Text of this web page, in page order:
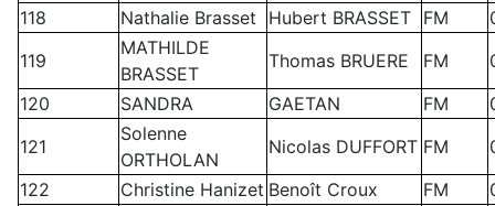
118
Nathalie Brasset Hubert BRASSET FM
119
MATHILDE
BRASSET
Thomas BRUERE FM
120
SANDRA GAETAN FM
121
Solenne
ORTHOLAN
Nicolas DUFFORT FM
122
Christine Hanizet Benoît Croux FM